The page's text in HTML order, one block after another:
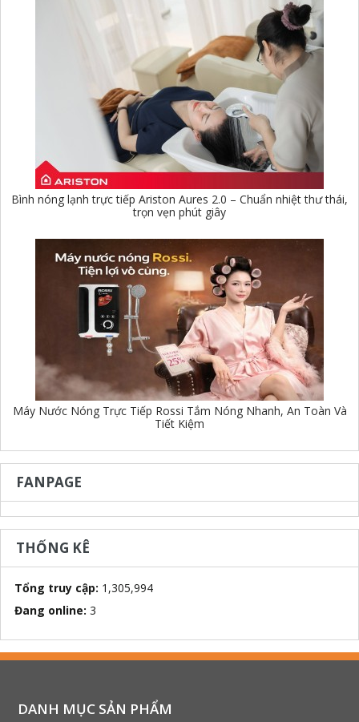
Bình nóng lạnh trực tiếp Ariston Aures 2.0 – Chuẩn nhiệt thư thái,
trọn vẹn phút giây
Máy Nước Nóng Trực Tiếp Rossi Tắm Nóng Nhanh, An Toàn Và
Tiết Kiệm
FANPAGE
THỐNG KÊ
Tổng truy cập: 1,305,994
Đang online: 3
DANH MỤC SẢN PHẨM